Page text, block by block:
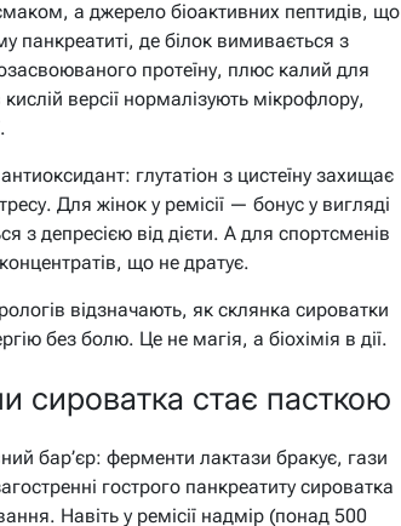
а джерело біоактивних пептидів, що
панкреатиті, де білок вимивається з
протеїну, плюс калий для
версії нормалізують мікрофлору,
глутатіон з цистеїну захищає
Для жінок у ремісії — бонус у вигляді
з депресією від дієти. А для спортсменів
що не дратує.
відзначають, як склянка сироватки
без болю. Це не магія, а біохімія в дії.
сироватка стає пасткою
бар’єр: ферменти лактази бракує, гази
гострого панкреатиту сироватка
Навіть у ремісії надмір (понад 500